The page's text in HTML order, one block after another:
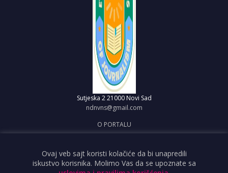
Sutjeska 2 21000 Novi Sad
ndnvns@gmail.com
O PORTALU
OBJAVI VEST
USLOVI KORIŠĆENJA
Ovaj veb sajt koristi kolačiće da bi unapredili
iskustvo korisnika. Molimo Vas da se upoznate sa